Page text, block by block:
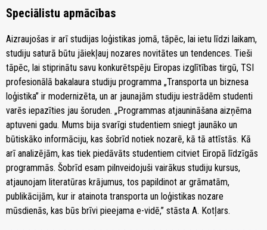
Speciālistu apmācības
Aizraujošas ir arī studijas loģistikas jomā, tāpēc, lai ietu līdzi laikam,
studiju saturā būtu jāiekļauj nozares novitātes un tendences. Tieši
tāpēc, lai stiprinātu savu konkurētspēju Eiropas izglītības tirgū, TSI
profesionālā bakalaura studiju programma „Transporta un biznesa
loģistika” ir modernizēta, un ar jaunajām studiju iestrādēm studenti
varēs iepazīties jau šoruden. „Programmas atjaunināšana aizņēma
aptuveni gadu. Mums bija svarīgi studentiem sniegt jaunāko un
būtiskāko informāciju, kas šobrīd notiek nozarē, kā tā attīstās. Kā
arī analizējām, kas tiek piedāvāts studentiem citviet Eiropā līdzīgās
programmās. Šobrīd esam pilnveidojuši vairākus studiju kursus,
atjaunojam literatūras krājumus, tos papildinot ar grāmatām,
publikācijām, kur ir atainota transporta un loģistikas nozare
mūsdienās, kas būs brīvi pieejama e-vidē,” stāsta A. Kotļars.